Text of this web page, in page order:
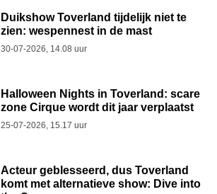
Duikshow Toverland tijdelijk niet te
zien: wespennest in de mast
30-07-2026, 14.08 uur
Halloween Nights in Toverland: scare
zone Cirque wordt dit jaar verplaatst
25-07-2026, 15.17 uur
Acteur geblesseerd, dus Toverland
komt met alternatieve show: Dive into